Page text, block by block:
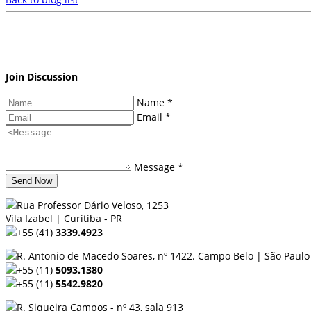
Join Discussion
Name *
Email *
Message *
Send Now
Rua Professor Dário Veloso, 1253
Vila Izabel | Curitiba - PR
+55 (41) 3339.4923
R. Antonio de Macedo Soares, nº 1422. Campo Belo | São Paulo
+55 (11) 5093.1380
+55 (11) 5542.9820
R. Siqueira Campos - nº 43, sala 913